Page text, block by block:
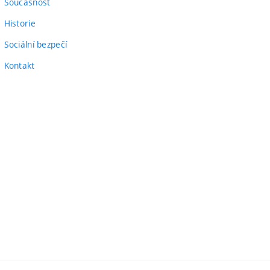
Historie
Sociální bezpečí
Kontakt